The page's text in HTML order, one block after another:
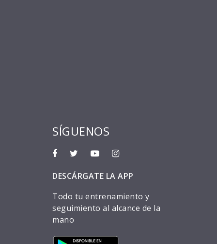
SÍGUENOS
DESCÁRGATE LA APP
Todo tu entrenamiento y
seguimiento al alcance de la
mano